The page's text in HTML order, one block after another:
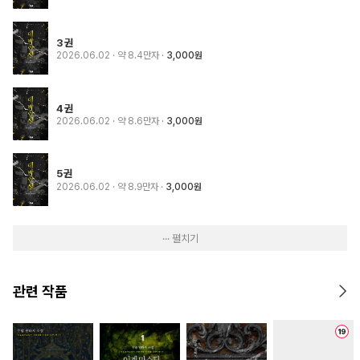
3권
2026.06.02 · 약 8.4만자 3,000원
4권
2026.06.02 · 약 8.6만자 3,000원
5권
2026.06.02 · 약 8.9만자 3,000원
··· 펼치기
관련 작품